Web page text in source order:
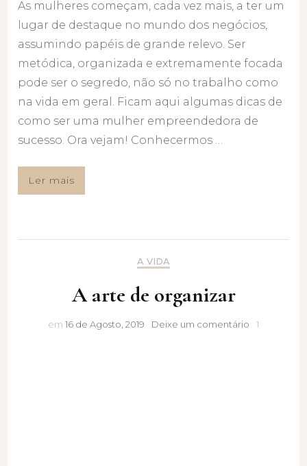
As mulheres começam, cada vez mais, a ter um
lugar de destaque no mundo dos negócios,
assumindo papéis de grande relevo. Ser
metódica, organizada e extremamente focada
pode ser o segredo, não só no trabalho como
na vida em geral. Ficam aqui algumas dicas de
como ser uma mulher empreendedora de
sucesso. Ora vejam! Conhecermos …
Ler mais
A VIDA
A arte de organizar
em 16 de Agosto, 2019 Deixe um comentário 1